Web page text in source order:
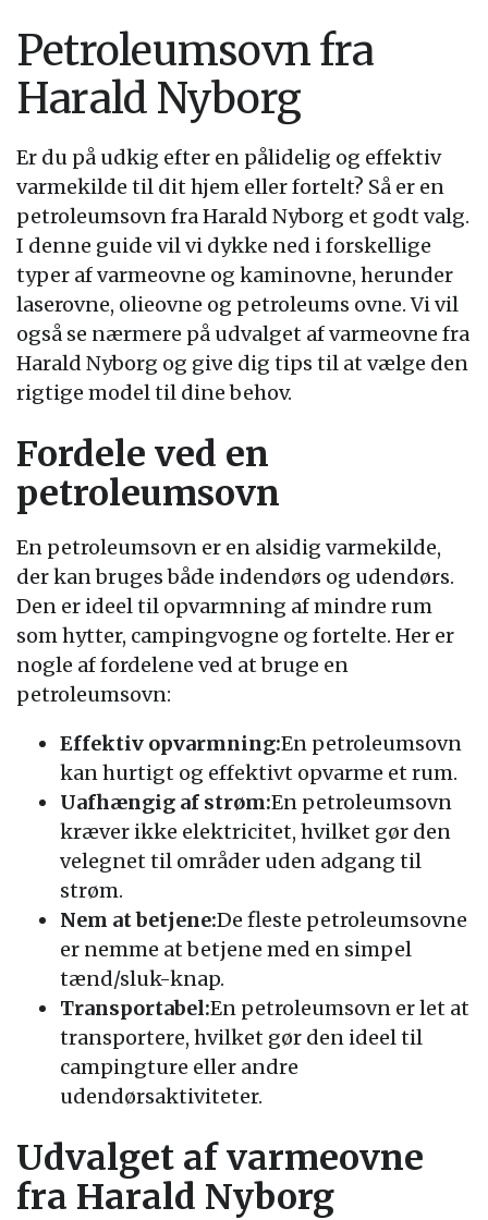
Petroleumsovn fra
Harald Nyborg
Er du på udkig efter en pålidelig og effektiv
varmekilde til dit hjem eller fortelt? Så er en
petroleumsovn fra Harald Nyborg et godt valg.
I denne guide vil vi dykke ned i forskellige
typer af varmeovne og kaminovne, herunder
laserovne, olieovne og petroleums ovne. Vi vil
også se nærmere på udvalget af varmeovne fra
Harald Nyborg og give dig tips til at vælge den
rigtige model til dine behov.
Fordele ved en
petroleumsovn
En petroleumsovn er en alsidig varmekilde,
der kan bruges både indendørs og udendørs.
Den er ideel til opvarmning af mindre rum
som hytter, campingvogne og fortelte. Her er
nogle af fordelene ved at bruge en
petroleumsovn:
Effektiv opvarmning:En petroleumsovn
kan hurtigt og effektivt opvarme et rum.
Uafhængig af strøm:En petroleumsovn
kræver ikke elektricitet, hvilket gør den
velegnet til områder uden adgang til
strøm.
Nem at betjene:De fleste petroleumsovne
er nemme at betjene med en simpel
tænd/sluk-knap.
Transportabel:En petroleumsovn er let at
transportere, hvilket gør den ideel til
campingture eller andre
udendørsaktiviteter.
Udvalget af varmeovne
fra Harald Nyborg